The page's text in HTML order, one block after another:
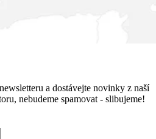
a dostávejte novinky z naší
nebudeme spamovat - slibujeme!